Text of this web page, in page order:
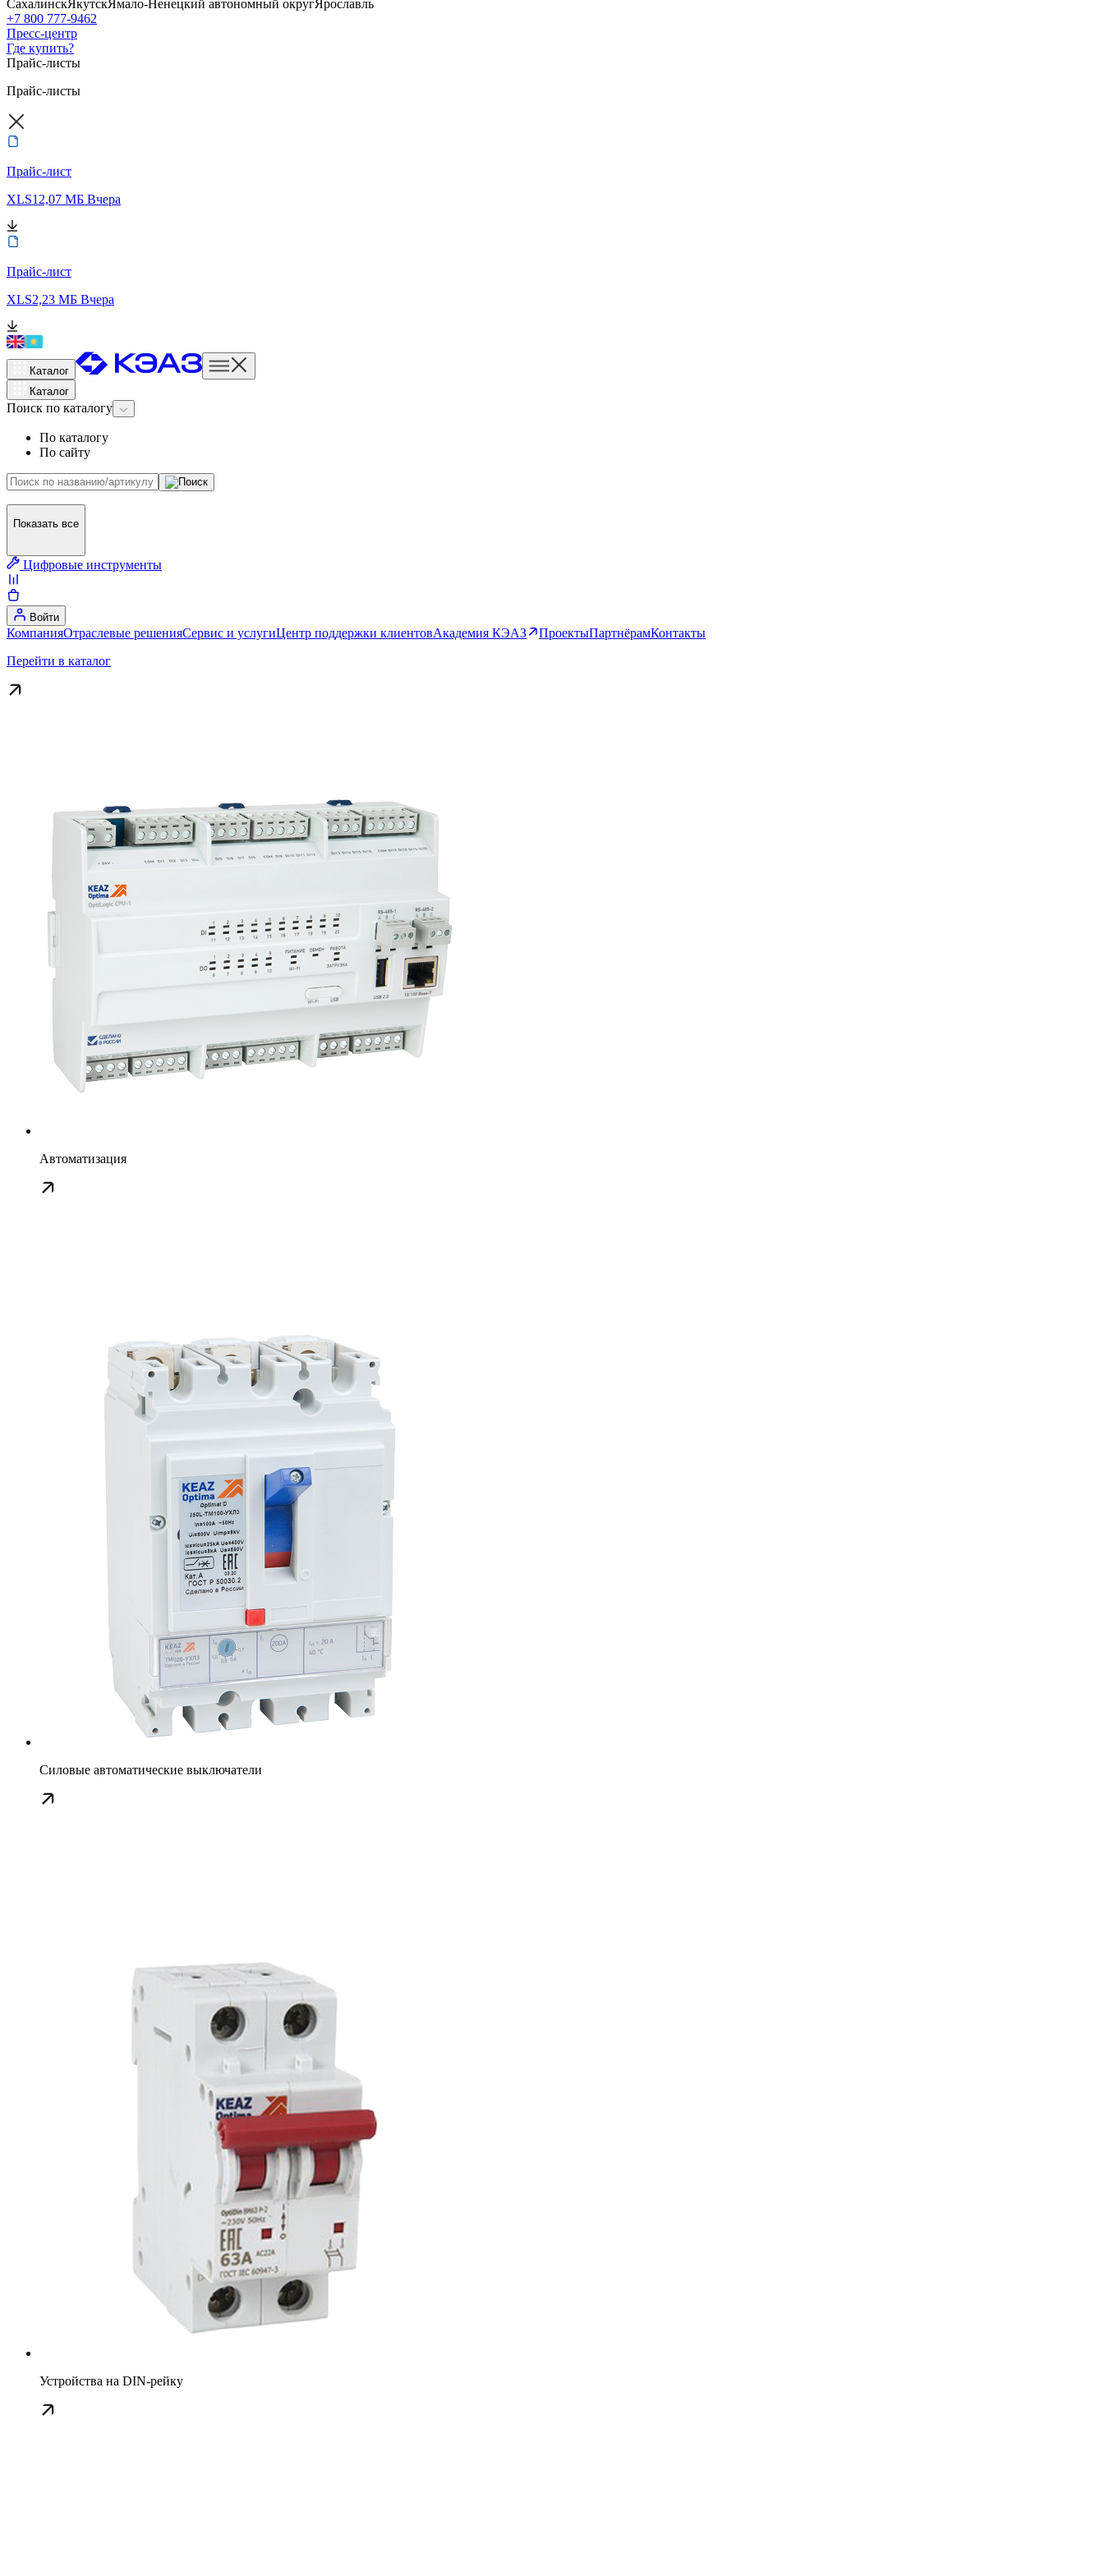
СахалинскЯкутскЯмало-Ненецкий автономный округЯрославль
+7 800 777-9462
Пресс-центр
Где купить?
Прайс-листы
Прайс-листы
Прайс-лист
XLS12,07 МБ Вчера
Прайс-лист
XLS2,23 МБ Вчера
Каталог
Каталог
Поиск по каталогу
По каталогу
По сайту
Показать все
Цифровые инструменты
Войти
КомпанияОтраслевые решенияСервис и услугиЦентр поддержки клиентовАкадемия КЭАЗ ПроектыПартнёрамКонтакты
Перейти в каталог
Автоматизация
Силовые автоматические выключатели
Устройства на DIN-рейку